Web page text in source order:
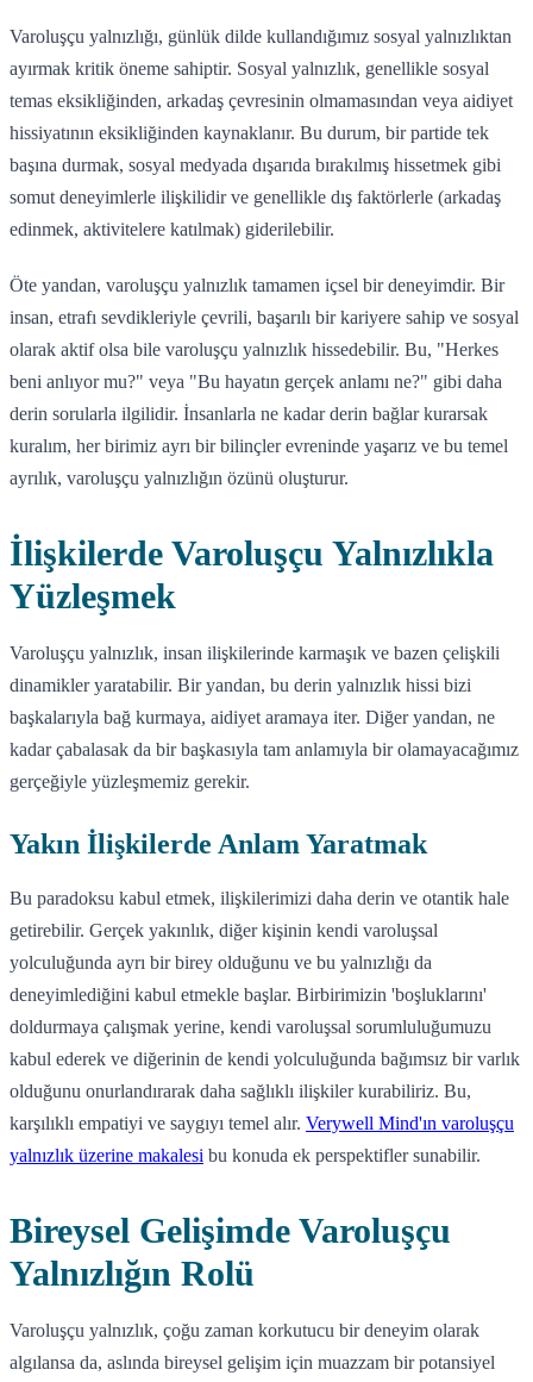
Varoluşçu yalnızlığı, günlük dilde kullandığımız sosyal yalnızlıktan
ayırmak kritik öneme sahiptir. Sosyal yalnızlık, genellikle sosyal
temas eksikliğinden, arkadaş çevresinin olmamasından veya aidiyet
hissiyatının eksikliğinden kaynaklanır. Bu durum, bir partide tek
başına durmak, sosyal medyada dışarıda bırakılmış hissetmek gibi
somut deneyimlerle ilişkilidir ve genellikle dış faktörlerle (arkadaş
edinmek, aktivitelere katılmak) giderilebilir.
Öte yandan, varoluşçu yalnızlık tamamen içsel bir deneyimdir. Bir
insan, etrafı sevdikleriyle çevrili, başarılı bir kariyere sahip ve sosyal
olarak aktif olsa bile varoluşçu yalnızlık hissedebilir. Bu, "Herkes
beni anlıyor mu?" veya "Bu hayatın gerçek anlamı ne?" gibi daha
derin sorularla ilgilidir. İnsanlarla ne kadar derin bağlar kurarsak
kuralım, her birimiz ayrı bir bilinçler evreninde yaşarız ve bu temel
ayrılık, varoluşçu yalnızlığın özünü oluşturur.
İlişkilerde Varoluşçu Yalnızlıkla
Yüzleşmek
Varoluşçu yalnızlık, insan ilişkilerinde karmaşık ve bazen çelişkili
dinamikler yaratabilir. Bir yandan, bu derin yalnızlık hissi bizi
başkalarıyla bağ kurmaya, aidiyet aramaya iter. Diğer yandan, ne
kadar çabalasak da bir başkasıyla tam anlamıyla bir olamayacağımız
gerçeğiyle yüzleşmemiz gerekir.
Yakın İlişkilerde Anlam Yaratmak
Bu paradoksu kabul etmek, ilişkilerimizi daha derin ve otantik hale
getirebilir. Gerçek yakınlık, diğer kişinin kendi varoluşsal
yolculuğunda ayrı bir birey olduğunu ve bu yalnızlığı da
deneyimlediğini kabul etmekle başlar. Birbirimizin 'boşluklarını'
doldurmaya çalışmak yerine, kendi varoluşsal sorumluluğumuzu
kabul ederek ve diğerinin de kendi yolculuğunda bağımsız bir varlık
olduğunu onurlandırarak daha sağlıklı ilişkiler kurabiliriz. Bu,
karşılıklı empatiyi ve saygıyı temel alır. Verywell Mind'ın varoluşçu
yalnızlık üzerine makalesi bu konuda ek perspektifler sunabilir.
Bireysel Gelişimde Varoluşçu
Yalnızlığın Rolü
Varoluşçu yalnızlık, çoğu zaman korkutucu bir deneyim olarak
algılansa da, aslında bireysel gelişim için muazzam bir potansiyel